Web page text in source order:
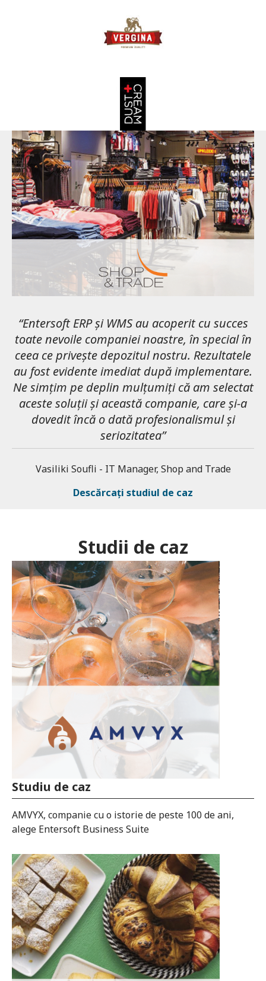
“Entersoft ERP și WMS au acoperit cu succes
toate nevoile companiei noastre, în special în
ceea ce privește depozitul nostru. Rezultatele
au fost evidente imediat după implementare.
Ne simțim pe deplin mulțumiți că am selectat
aceste soluții și această companie, care și-a
dovedit încă o dată profesionalismul și
seriozitatea”
Vasiliki Soufli - IT Manager, Shop and Trade
Descărcați studiul de caz
“Astăzi, nu este posibil ca o companie cu
proceduri logistice complexe și exigente să
funcționeze corect și profitabil fără a
implementa un Sistem de Management al
Depozitelor (WMS). Entersoft a continuat să
creeze și să dezvolte un produs care să
acopere exact nevoile de mai sus, iar VIACAR
S.A. nu a regretat că a avut încă o dată
încredere în Entersoft. ”
Studii de caz
Studiu de caz
AMVYX, companie cu o istorie de peste 100 de ani,
Studiu de caz
Rolco a digitalizat toate unitățile de producție cu
și Mobile CRM/SFA)